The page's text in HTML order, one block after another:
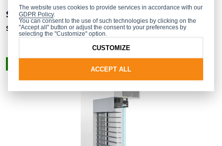
SkyFlow BOX/COMPACT
Store encastré
The website uses cookies to provide services in accordance with our
GDPR Policy.
You can consent to the use of such technologies by clicking on the
"Accept all" button or adjust the consent to your preferences by
selecting the "Customize" option.
ACCEPT ALL
CUSTOMIZE